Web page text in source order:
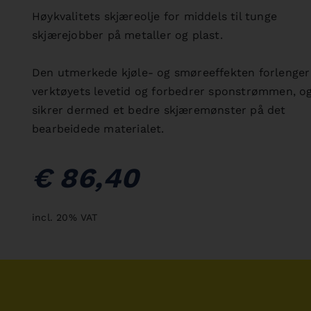
Høykvalitets skjæreolje for middels til tunge
skjærejobber på metaller og plast.
Den utmerkede kjøle- og smøreeffekten forlenger
verktøyets levetid og forbedrer sponstrømmen,
sikrer dermed et bedre skjæremønster på det
bearbeidede materialet.
€ 86,40
incl. 20% VAT